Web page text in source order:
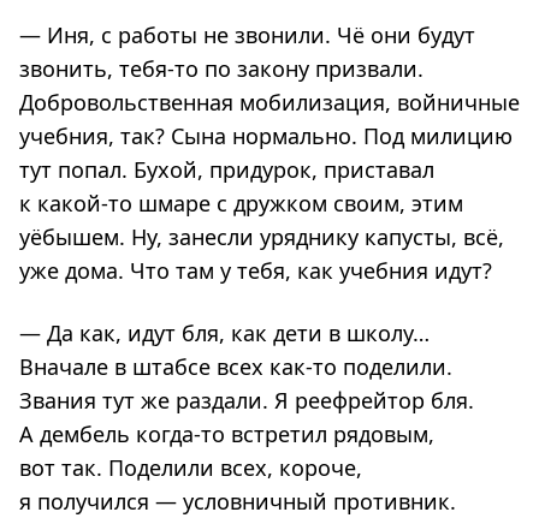
— Иня, с работы не звонили. Чё они будут
звонить, тебя-то по закону призвали.
Добровольственная мобилизация, войничные
учебния, так? Сына нормально. Под милицию
тут попал. Бухой, придурок, приставал
к какой-то шмаре с дружком своим, этим
уёбышем. Ну, занесли уряднику капусты, всё,
уже дома. Что там у тебя, как учебния идут?
— Да как, идут бля, как дети в школу…
Вначале в штабсе всех как-то поделили.
Звания тут же раздали. Я реефрейтор бля.
А дембель когда-то встретил рядовым,
вот так. Поделили всех, короче,
я получился — условничный противник.